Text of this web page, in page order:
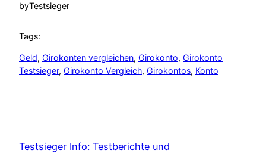
byTestsieger
Tags:
Geld, Girokonten vergleichen, Girokonto, Girokonto
Testsieger, Girokonto Vergleich, Girokontos, Konto
Testsieger Info: Testberichte und